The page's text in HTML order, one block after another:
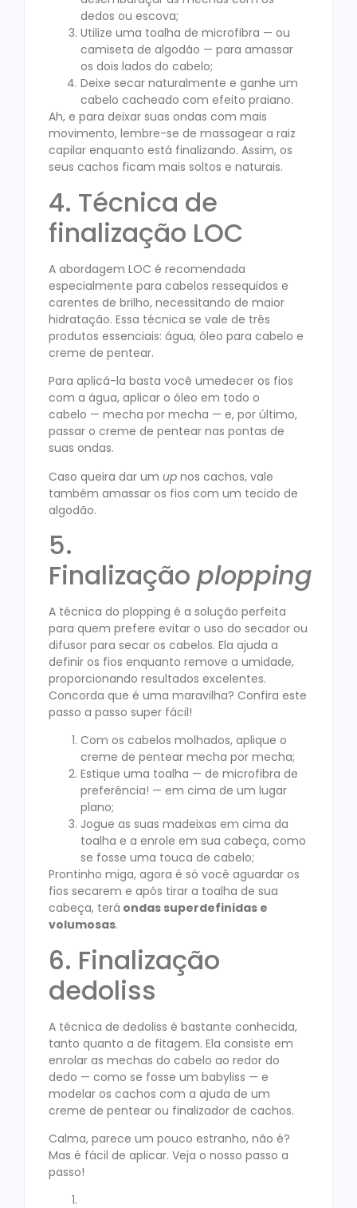
dedos ou escova;
Utilize uma toalha de microfibra — ou
camiseta de algodão — para amassar
os dois lados do cabelo;
Deixe secar naturalmente e ganhe um
cabelo cacheado com efeito praiano.
Ah, e para deixar suas ondas com mais
movimento, lembre-se de massagear a raiz
capilar enquanto está finalizando. Assim, os
seus cachos ficam mais soltos e naturais.
4. Técnica de
finalização LOC
A abordagem LOC é recomendada
especialmente para cabelos ressequidos e
carentes de brilho, necessitando de maior
hidratação. Essa técnica se vale de três
produtos essenciais: água, óleo para cabelo e
creme de pentear.
Para aplicá-la basta você umedecer os fios
com a água, aplicar o óleo em todo o
cabelo — mecha por mecha — e, por último,
passar o creme de pentear nas pontas de
suas ondas.
Caso queira dar um up nos cachos, vale
também amassar os fios com um tecido de
algodão.
5.
Finalização plopping
A técnica do plopping é a solução perfeita
para quem prefere evitar o uso do secador ou
difusor para secar os cabelos. Ela ajuda a
definir os fios enquanto remove a umidade,
proporcionando resultados excelentes.
Concorda que é uma maravilha? Confira este
passo a passo super fácil!
Com os cabelos molhados, aplique o
creme de pentear mecha por mecha;
Estique uma toalha — de microfibra de
preferência! — em cima de um lugar
plano;
Jogue as suas madeixas em cima da
toalha e a enrole em sua cabeça, como
se fosse uma touca de cabelo;
Prontinho miga, agora é só você aguardar os
fios secarem e após tirar a toalha de sua
cabeça, terá ondas superdefinidas e
volumosas.
6. Finalização
dedoliss
A técnica de dedoliss é bastante conhecida,
tanto quanto a de fitagem. Ela consiste em
enrolar as mechas do cabelo ao redor do
dedo — como se fosse um babyliss — e
modelar os cachos com a ajuda de um
creme de pentear ou finalizador de cachos.
Calma, parece um pouco estranho, não é?
Mas é fácil de aplicar. Veja o nosso passo a
passo!